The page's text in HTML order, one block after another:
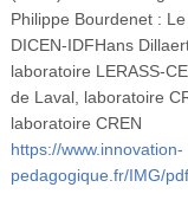
Philippe Bourdenet :
DICEN-IDFHans
laboratoire LERASS-
de Laval, laboratoire
laboratoire CREN
https://www.innovation-
pedagogique.fr/IMG/